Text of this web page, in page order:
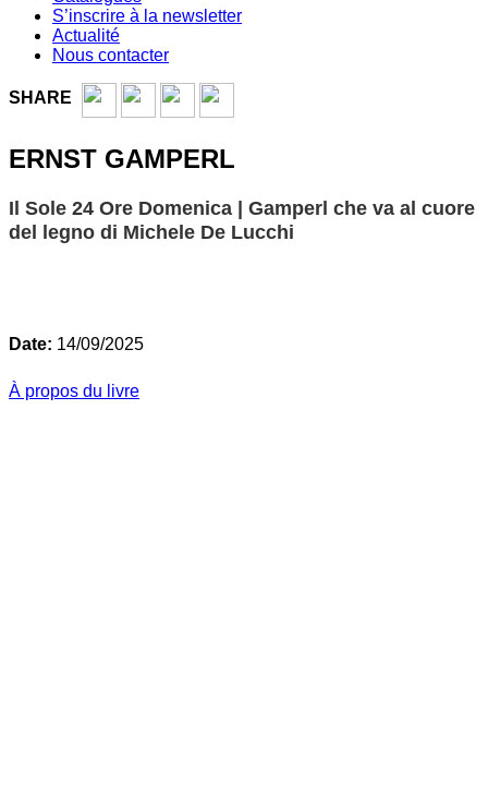
S’inscrire à la newsletter
Actualité
Nous contacter
SHARE
ERNST GAMPERL
Il Sole 24 Ore Domenica | Gamperl che va al cuore
del legno di Michele De Lucchi
Date: 14/09/2025
À propos du livre